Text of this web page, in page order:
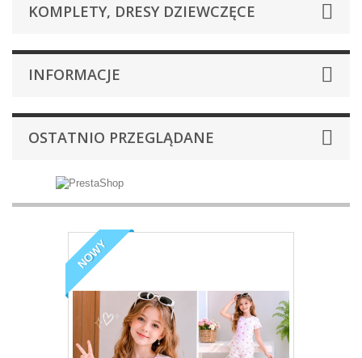
KOMPLETY, DRESY DZIEWCZĘCE
INFORMACJE
OSTATNIO PRZEGLĄDANE
NOWY